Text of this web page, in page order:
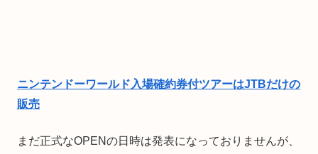
ニンテンドーワールド入場確約券付ツアーはJTBだけの
販売
まだ正式なOPENの日時は発表になっておりませんが、